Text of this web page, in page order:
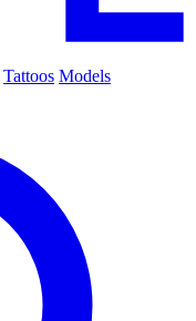
Tattoos Models